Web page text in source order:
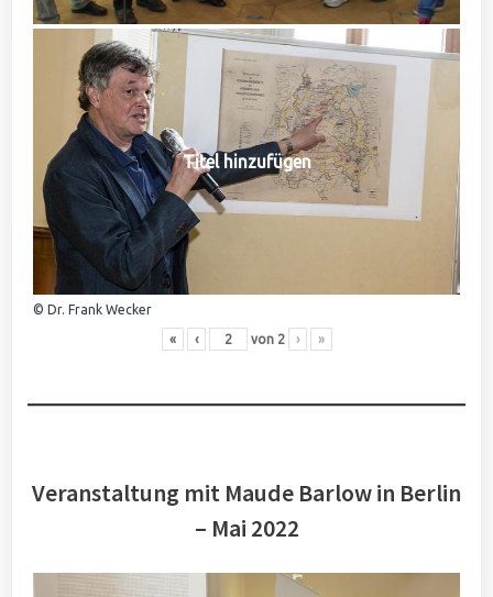
Titel hinzufügen
© Dr. Frank Wecker
« ‹ von 2 › »
Veranstaltung mit Maude Barlow in Berlin
– Mai 2022